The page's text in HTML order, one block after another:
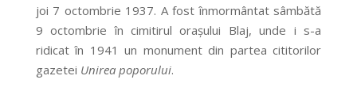
joi 7 octombrie 1937. A fost înmormântat sâmbătă
9 octombrie în cimitirul oraşului Blaj, unde i s-a
ridicat în 1941 un monument din partea cititorilor
gazetei Unirea poporului.